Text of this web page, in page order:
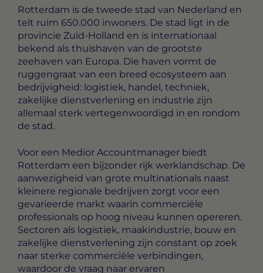
Rotterdam is de tweede stad van Nederland en
telt ruim 650.000 inwoners. De stad ligt in de
provincie Zuid-Holland en is internationaal
bekend als thuishaven van de grootste
zeehaven van Europa. Die haven vormt de
ruggengraat van een breed ecosysteem aan
bedrijvigheid: logistiek, handel, techniek,
zakelijke dienstverlening en industrie zijn
allemaal sterk vertegenwoordigd in en rondom
de stad.
Voor een Medior Accountmanager biedt
Rotterdam een bijzonder rijk werklandschap. De
aanwezigheid van grote multinationals naast
kleinere regionale bedrijven zorgt voor een
gevarieerde markt waarin commerciële
professionals op hoog niveau kunnen opereren.
Sectoren als logistiek, maakindustrie, bouw en
zakelijke dienstverlening zijn constant op zoek
naar sterke commerciële verbindingen,
waardoor de vraag naar ervaren